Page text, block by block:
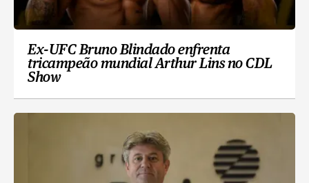
Ex-UFC Bruno Blindado enfrenta
tricampeão mundial Arthur Lins no CDL
Show